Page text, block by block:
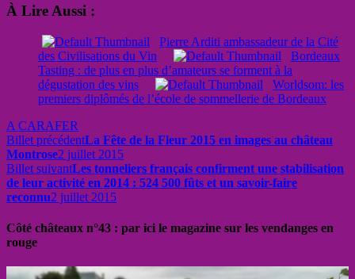
À Lire Aussi :
Pierre Arditi ambassadeur de la Cité
des Civilisations du Vin
Bordeaux
Tasting : de plus en plus d’amateurs se forment à la
dégustation des vins
Worldsom: les
premiers diplômés de l’école de sommellerie de Bordeaux
A CARAFER
Billet précédentLa Fête de la Fleur 2015 en images au château
Montrose2 juillet 2015
Billet suivantLes tonneliers français confirment une stabilisation
de leur activité en 2014 : 524 500 fûts et un savoir-faire
reconnu2 juillet 2015
Côté châteaux n°43 : par ici le magazine sur les vendanges en
rouge